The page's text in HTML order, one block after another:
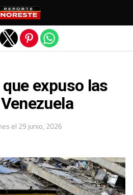
expuso las
el 29 junio, 2026
la versión móvil